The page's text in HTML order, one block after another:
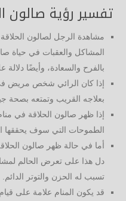
تفسير رؤية صالون
مشاهدة الرجل لصالون
المشاكل والعقبات في حياة
بالفرح والسعادة، وأيضًا دلالة
إذا كان الرائي شخص مريض
بعلاجه القريب وتمتعه بصحة
إذا ظهر صالون الحلاقة في
الطموحات التي سوف يحققها
أما في حالة ظهر صالون
دل هذا على تعرض الحالم
تسبب له الحزن والتوتر الدائم.
قد يكون المنام علامة على